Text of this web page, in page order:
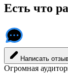
Есть что
Написать
Огромная